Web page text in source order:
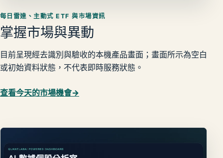
每日雷達、主動式 ETF 與市場資訊
掌握市場與異動
目前呈現經去識別與驗收的本機產品畫面；畫面所示為空白
或初始資料狀態，不代表即時服務狀態。
查看今天的市場機會→